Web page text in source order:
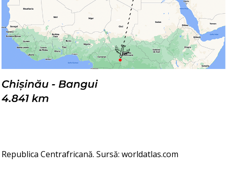
Republica Centrafricană. Sursă: worldatlas.com